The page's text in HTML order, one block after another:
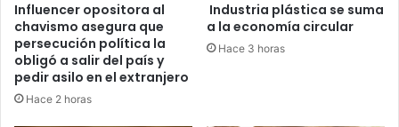
Influencer opositora al
chavismo asegura que
persecución política la
obligó a salir del país y
pedir asilo en el extranjero
Hace 2 horas
Industria plástica se suma
a la economía circular
Hace 3 horas